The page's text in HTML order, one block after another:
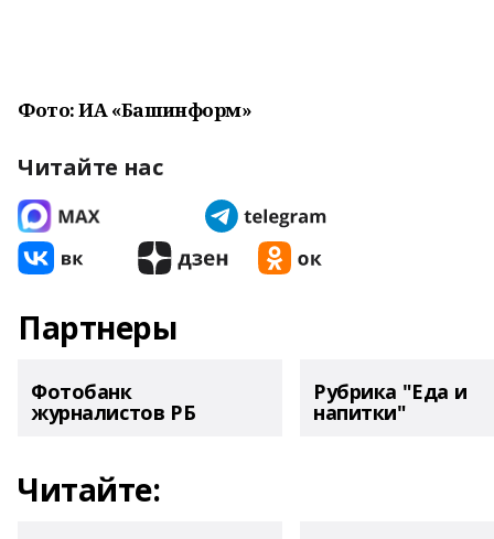
Фото: ИА «Башинформ»
Читайте нас
Партнеры
Фотобанк
журналистов РБ
Рубрика "Еда и
напитки"
Читайте: